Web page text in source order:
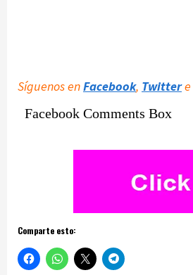
Síguenos enFacebook, Twittere
Facebook Comments Box
Comparte esto: